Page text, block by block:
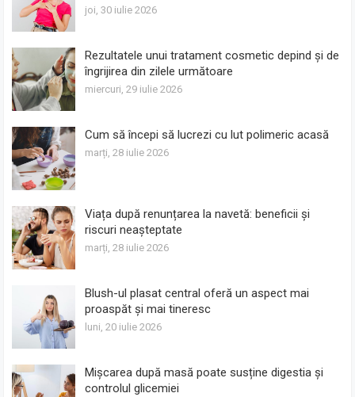
joi, 30 iulie 2026
Rezultatele unui tratament cosmetic depind și de
îngrijirea din zilele următoare
miercuri, 29 iulie 2026
Cum să începi să lucrezi cu lut polimeric acasă
marți, 28 iulie 2026
Viața după renunțarea la navetă: beneficii și
riscuri neașteptate
marți, 28 iulie 2026
Blush-ul plasat central oferă un aspect mai
proaspăt și mai tineresc
luni, 20 iulie 2026
Mișcarea după masă poate susține digestia și
controlul glicemiei